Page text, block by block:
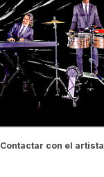
Contactar con el artista